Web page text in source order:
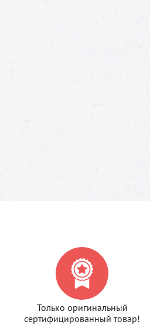
Только оригинальный
сертифицированный товар!